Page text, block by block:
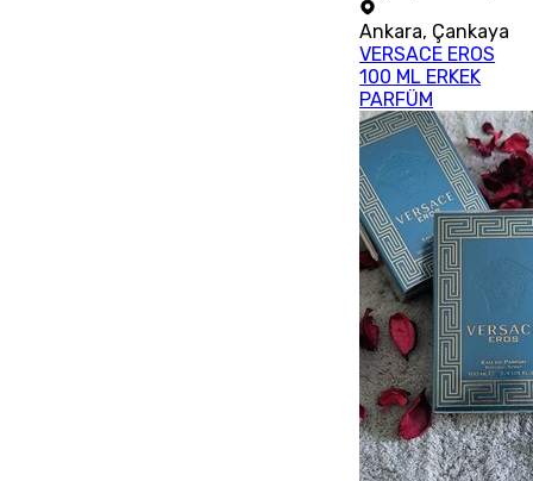
Ankara, Çankaya
VERSACE EROS
100 ML ERKEK
PARFÜM